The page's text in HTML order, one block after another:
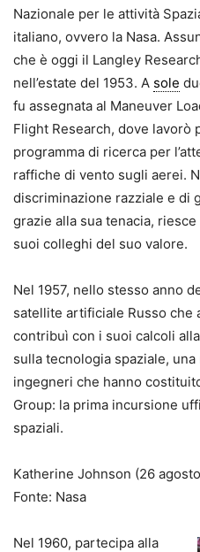
Nazionale per le attività
italiano, ovvero la Nasa.
che è oggi il Langley
nell’estate del 1953. A sole
fu assegnata al Maneuver
Flight Research, dove lavorò
programma di ricerca per
raffiche di vento sugli aerei.
discriminazione razziale e di
grazie alla sua tenacia,
suoi colleghi del suo valore.
Nel 1957, nello stesso anno
satellite artificiale Russo che
contribuì con i suoi calcoli
sulla tecnologia spaziale,
ingegneri che hanno
Group: la prima incursione
spaziali.
Katherine Johnson (26
Fonte: Nasa
Nel 1960, partecipa alla